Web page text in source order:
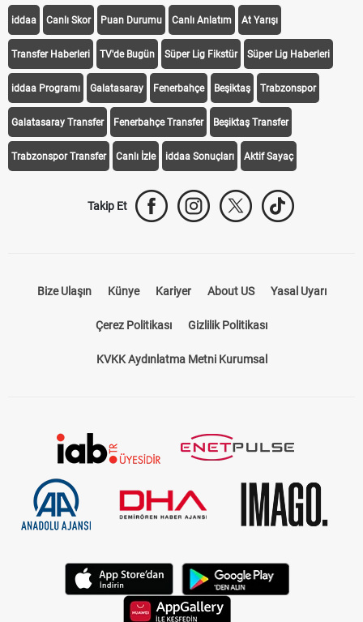
iddaa Canlı Skor Puan Durumu Canlı Anlatım At Yarışı
Transfer Haberleri TV'de Bugün Süper Lig Fikstür Süper Lig Haberleri
iddaa Programı Galatasaray Fenerbahçe Beşiktaş Trabzonspor
Galatasaray Transfer Fenerbahçe Transfer Beşiktaş Transfer
Trabzonspor Transfer Canlı İzle iddaa Sonuçları Aktif Sayaç
Takip Et
Bize Ulaşın Künye Kariyer About US Yasal Uyarı
Çerez Politikası Gizlilik Politikası
KVKK Aydınlatma Metni Kurumsal